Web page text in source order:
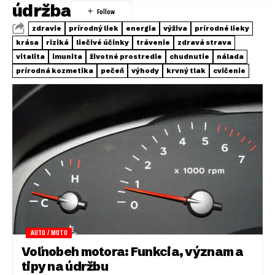
údržba
zdravie prírodný liek energia výživa
prírodné lieky
krása
riziká liečivé účinky trávenie
zdravá strava
vitalita
imunita životné prostredie chudnutie
nálada
prírodná kozmetika
pečeň výhody krvný tlak cvičenie
AUTO / MOTO
Voľnobeh motora: Funkcia, význam a
tipy na údržbu